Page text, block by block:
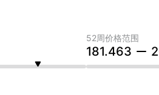
52周价格范围
181.463